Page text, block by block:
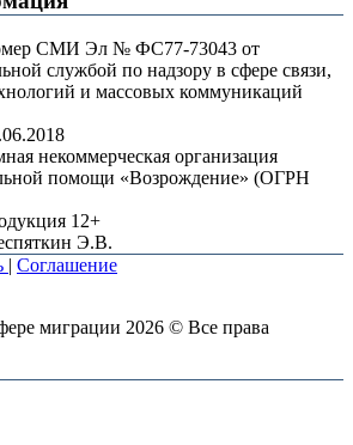
СМИ Эл № ФС77-73043 от
службой по надзору в сфере связи,
и массовых коммуникаций
некоммерческая организация
помощи «Возрождение» (ОГРН
12+
Э.В.
| Соглашение
миграции 2026 © Все права